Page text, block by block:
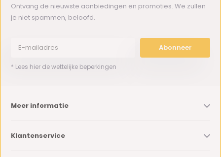
Ontvang de nieuwste aanbiedingen en promoties. We zullen
je niet spammen, beloofd.
Abonneer
* Lees hier de wettelijke beperkingen
Meer informatie
Klantenservice